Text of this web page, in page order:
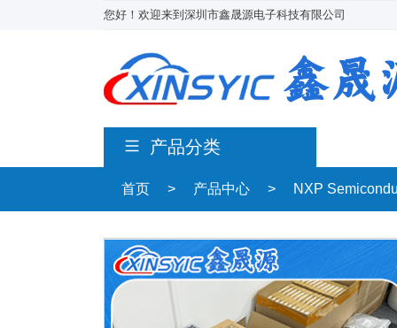
您好！欢迎来到深圳市鑫晟源电子科技有限公司
产品分类
首页 > 产品中心 > NXP